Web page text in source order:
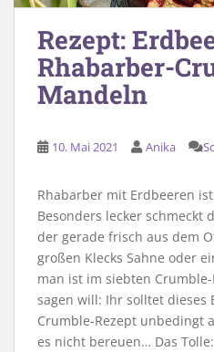
Rezept:
Rhabarber-
Mandeln
10. Mai 2021 Anika
Rhabarber mit Erdbeeren
Besonders lecker schmeckt
der gerade frisch aus dem
großen Klecks Sahne oder
man ist im siebten
sagen will: Ihr solltet dieses
Crumble-Rezept unbedingt
es nicht bereuen… Das